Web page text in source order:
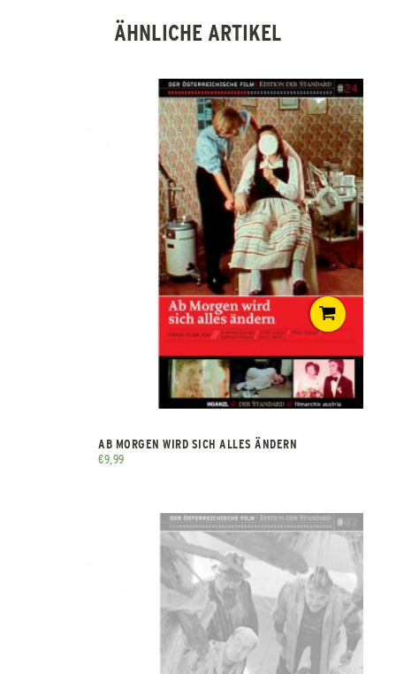
ÄHNLICHE ARTIKEL
AB MORGEN WIRD SICH ALLES ÄNDERN
€9,99